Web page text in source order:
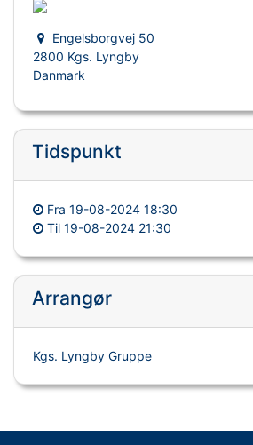
Engelsborgvej 50
2800 Kgs. Lyngby
Danmark
Tidspunkt
Fra 19-08-2024 18:30
Til 19-08-2024 21:30
Arrangør
Kgs. Lyngby Gruppe